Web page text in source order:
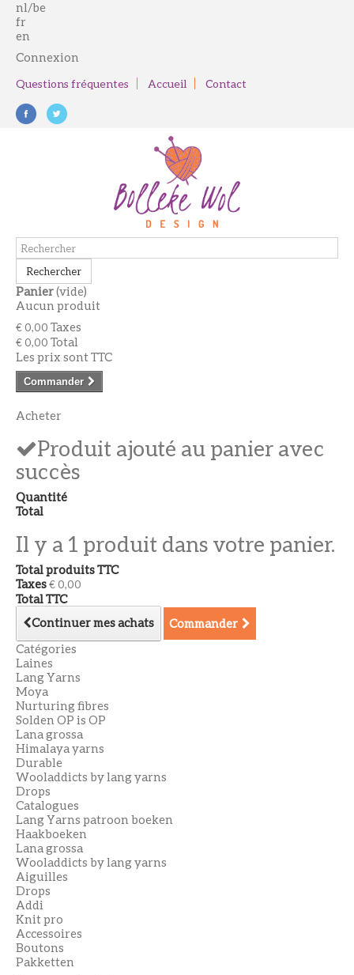
nl/be
fr
en
Connexion
Questions fréquentes Accueil Contact
Rechercher
Panier(vide)
Aucun produit
€ 0,00 Taxes
€ 0,00 Total
Les prix sont TTC
Commander
Acheter
Produit ajouté au panier avec
succès
Quantité
Total
Il y a 1 produit dans votre panier.
Total produits TTC
Taxes€ 0,00
Total TTC
Continuer mes achats
Commander
Catégories
Laines
Lang Yarns
Moya
Nurturing fibres
Solden OP is OP
Lana grossa
Himalaya yarns
Durable
Wooladdicts by lang yarns
Drops
Catalogues
Lang Yarns patroon boeken
Haakboeken
Lana grossa
Wooladdicts by lang yarns
Aiguilles
Drops
Addi
Knit pro
Accessoires
Boutons
Pakketten